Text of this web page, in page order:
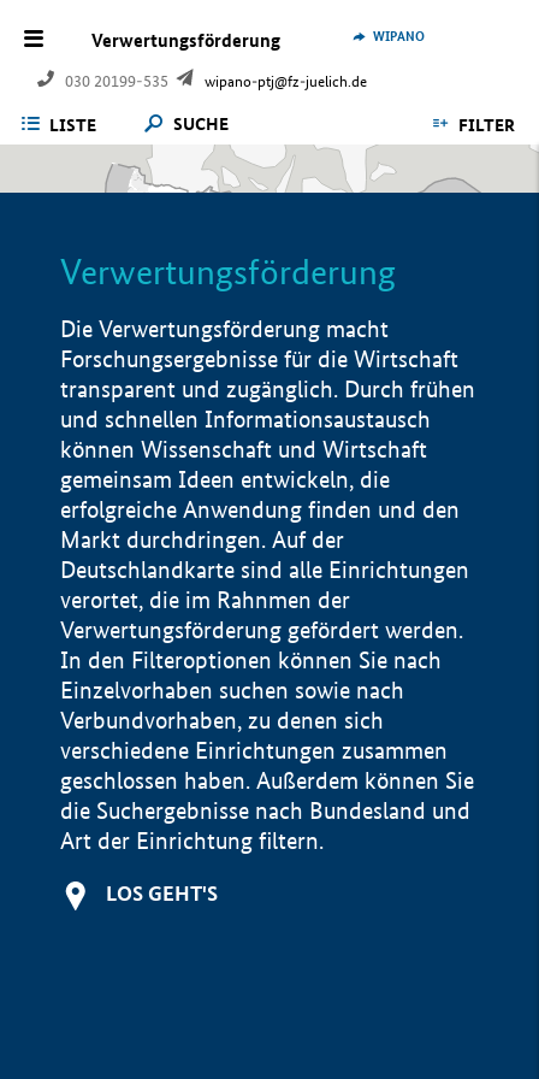
Verwertungsförderung
030 20199-535 wipano-ptj@fz-juelich.de
WIPANO
LISTE SUCHE FILTER
Verwertungsförderung
Die Verwertungsförderung macht
Forschungsergebnisse für die Wirtschaft
transparent und zugänglich. Durch frühen
und schnellen Informationsaustausch
können Wissenschaft und Wirtschaft
gemeinsam Ideen entwickeln, die
erfolgreiche Anwendung finden und den
Markt durchdringen. Auf der
Deutschlandkarte sind alle Einrichtungen
verortet, die im Rahnmen der
Verwertungsförderung gefördert werden.
In den Filteroptionen können Sie nach
Einzelvorhaben suchen sowie nach
Verbundvorhaben, zu denen sich
verschiedene Einrichtungen zusammen
geschlossen haben. Außerdem können Sie
die Suchergebnisse nach Bundesland und
Art der Einrichtung filtern.
LOS GEHT'S